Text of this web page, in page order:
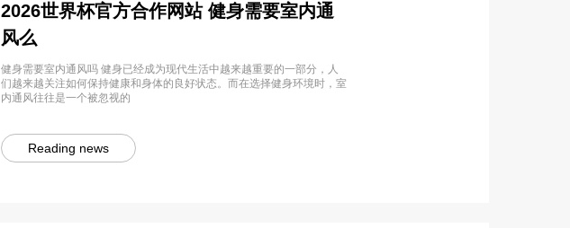
2026世界杯官方合作网站 健身需要室内通
风么
健身需要室内通风吗 健身已经成为现代生活中越来越重要的一部分，人
们越来越关注如何保持健康和身体的良好状态。而在选择健身环境时，室
内通风往往是一个被忽视的
Reading news